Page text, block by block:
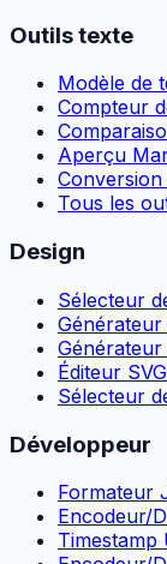
Outils texte
Modèle de
Compteur
Aperçu
Tous les
Design
Sélecteur
Générateur
Éditeur SVG
Sélecteur
Développeur
Formateur
Encodeur/
Timestamp